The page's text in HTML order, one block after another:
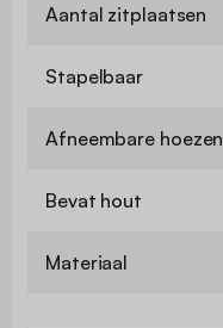
Aantal zitplaatsen
Stapelbaar
Afneembare hoezen
Bevat hout
Materiaal